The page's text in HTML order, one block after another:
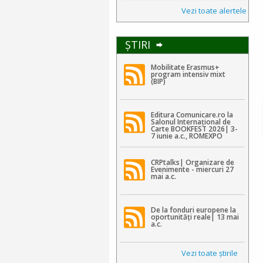
Vezi toate alertele
ŞTIRI
Mobilitate Erasmus+
program intensiv mixt
(BIP)
Editura Comunicare.ro la
Salonul Internațional de
Carte BOOKFEST 2026| 3-
7 iunie a.c., ROMEXPO
CRPtalks| Organizare de
Evenimente - miercuri 27
mai a.c.
De la fonduri europene la
oportunități reale| 13 mai
a.c.
Vezi toate ştirile